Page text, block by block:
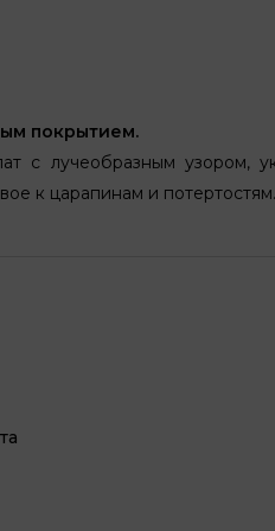
покрытием.
с лучеобразным узором,
к царапинам и